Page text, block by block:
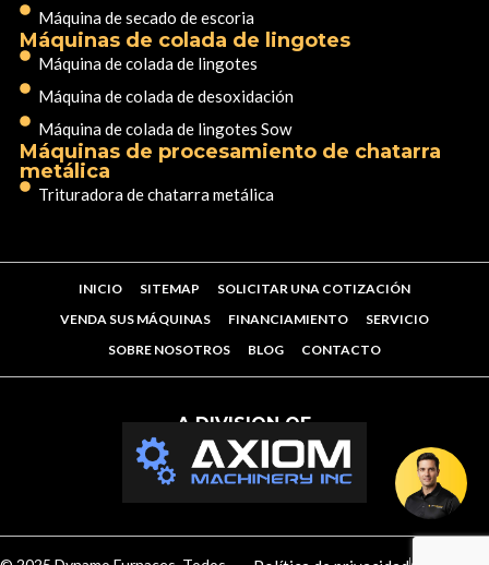
Máquina de secado de escoria
Máquinas de colada de lingotes
Máquina de colada de lingotes
Máquina de colada de desoxidación
Máquina de colada de lingotes Sow
Máquinas de procesamiento de chatarra
metálica
Trituradora de chatarra metálica
INICIO SITEMAP
SOLICITAR UNA COTIZACIÓN
VENDA SUS MÁQUINAS
FINANCIAMIENTO
SERVICIO
SOBRE NOSOTROS
BLOG CONTACTO
A DIVISION OF